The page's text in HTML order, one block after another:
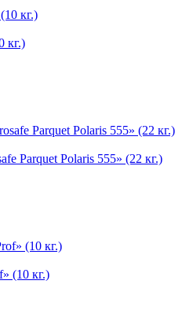
кг.)
Parquet Polaris 555» (22 кг.)
(10 кг.)